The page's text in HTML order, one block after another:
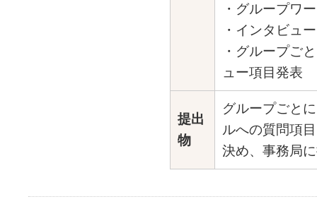
・グループワ
・インタビュ
・グループご
ュー項目発表
提出
物
グループごと
ルへの質問項
決め、事務局